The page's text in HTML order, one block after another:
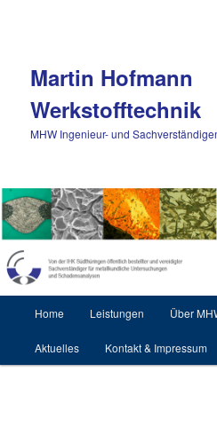
Martin Hofmann
Werkstofftechnik
MHW Ingenieur- und
Home Leistungen Über
Aktuelles Kontakt & Impressum